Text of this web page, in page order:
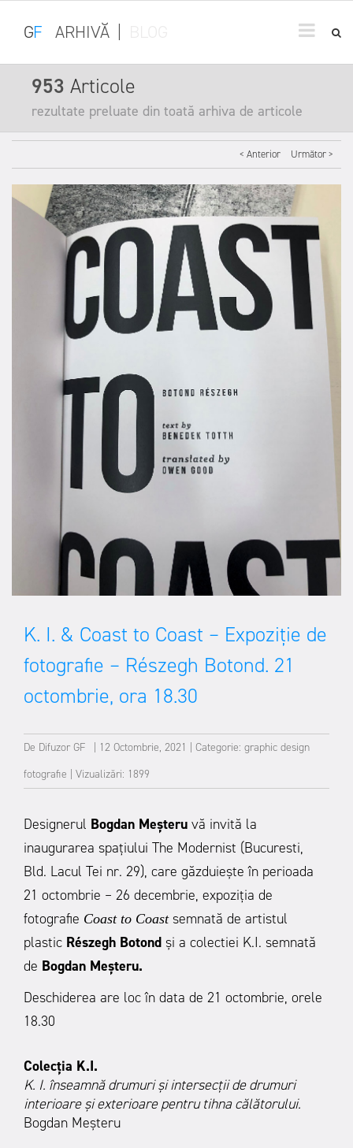
GF ARHIVĂ
953 Articole
rezultate preluate din toată arhiva de articole
< Anterior Următor >
K. I. & Coast to Coast – Expoziție de
fotografie – Részegh Botond. 21
octombrie, ora 18.30
De Difuzor GF 12 Octombrie, 2021 Categorie: graphic design
fotografie
Vizualizări: 1899
Designerul Bogdan Meşteru vă invită la
inaugurarea spaţiului The Modernist (Bucuresti,
Bld. Lacul Tei nr. 29), care găzduieşte în perioada
21 octombrie – 26 decembrie, expoziţia de
fotografie Coast to Coastsemnată de artistul
plastic Részegh Botond și a colectiei K.I. semnată
de Bogdan Meşteru.
Deschiderea are loc în data de 21 octombrie, orele
18.30
Colecţia K.I.
K. I. înseamnă drumuri și intersecţii de drumuri
interioareşi exterioare pentru tihna călătorului.
Bogdan Meşteru